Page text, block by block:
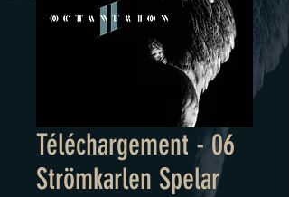
Téléchargement - 06
Strömkarlen Spelar